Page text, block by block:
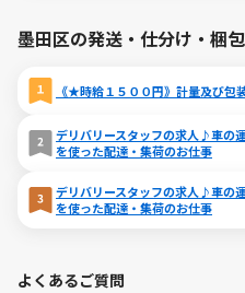
墨田区の発送・仕分け・梱
《★時給１５００円》計量及び包
デリバリースタッフの求人♪車の
を使った配達・集荷のお仕事
デリバリースタッフの求人♪車の
を使った配達・集荷のお仕事
よくあるご質問